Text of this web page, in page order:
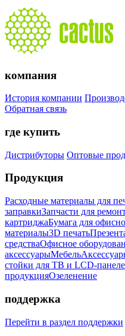
компания
История компании
Обратная связь
где купить
Дистрибуторы Оптовые
Продукция
Расходные материалы для
заправкиЗапчасти для
картриджаБумага для
материалы3D печать
средстваОфисное
аксессуарыМебель
стойки для ТВ и LCD-
продукцияОзеленение
поддержка
Перейти в раздел поддержки